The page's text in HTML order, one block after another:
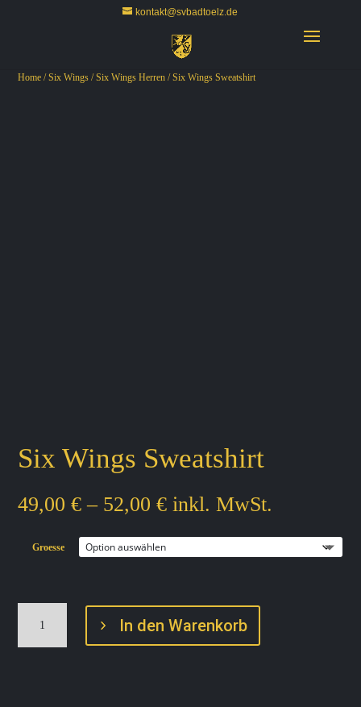
kontakt@svbadtoelz.de
Home /Six Wings /Six Wings Herren / Six Wings Sweatshirt
Six Wings Sweatshirt
49,00€ – 52,00€P
e
i
p
a
n
n
inkl. MwSt.
Groesse
In den Warenkorb